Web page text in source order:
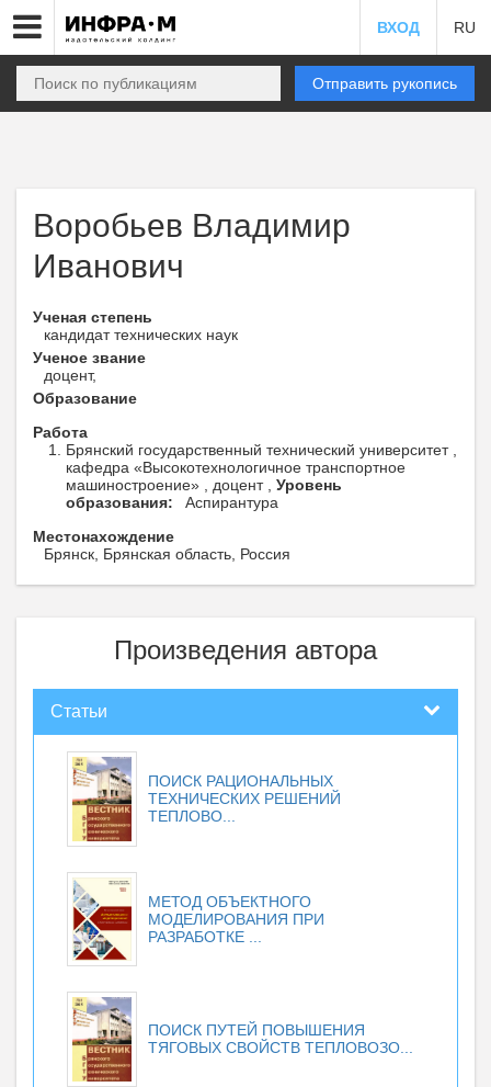
ВХОД RU
Отправить рукопись
Воробьев Владимир
Иванович
Ученая степень
кандидат технических наук
Ученое звание
доцент,
Образование
Работа
Брянский государственный технический университет ,
кафедра «Высокотехнологичное транспортное
машиностроение» , доцент , Уровень
образования:
Аспирантура
Местонахождение
Брянск, Брянская область, Россия
Произведения автора
Статьи
ПОИСК РАЦИОНАЛЬНЫХ
ТЕХНИЧЕСКИХ РЕШЕНИЙ
ТЕПЛОВО...
МЕТОД ОБЪЕКТНОГО
МОДЕЛИРОВАНИЯ ПРИ
РАЗРАБОТКЕ ...
ПОИСК ПУТЕЙ ПОВЫШЕНИЯ
ТЯГОВЫХ СВОЙСТВ ТЕПЛОВОЗО...